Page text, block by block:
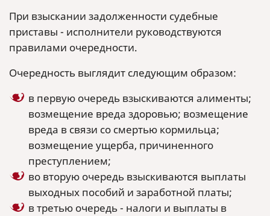
При взыскании задолженности судебные
приставы - исполнители руководствуются
правилами очередности.
Очередность выглядит следующим образом:
в первую очередь взыскиваются алименты;
возмещение вреда здоровью; возмещение
вреда в связи со смертью кормильца;
возмещение ущерба, причиненного
преступлением;
во вторую очередь взыскиваются выплаты
выходных пособий и заработной платы;
в третью очередь - налоги и выплаты в